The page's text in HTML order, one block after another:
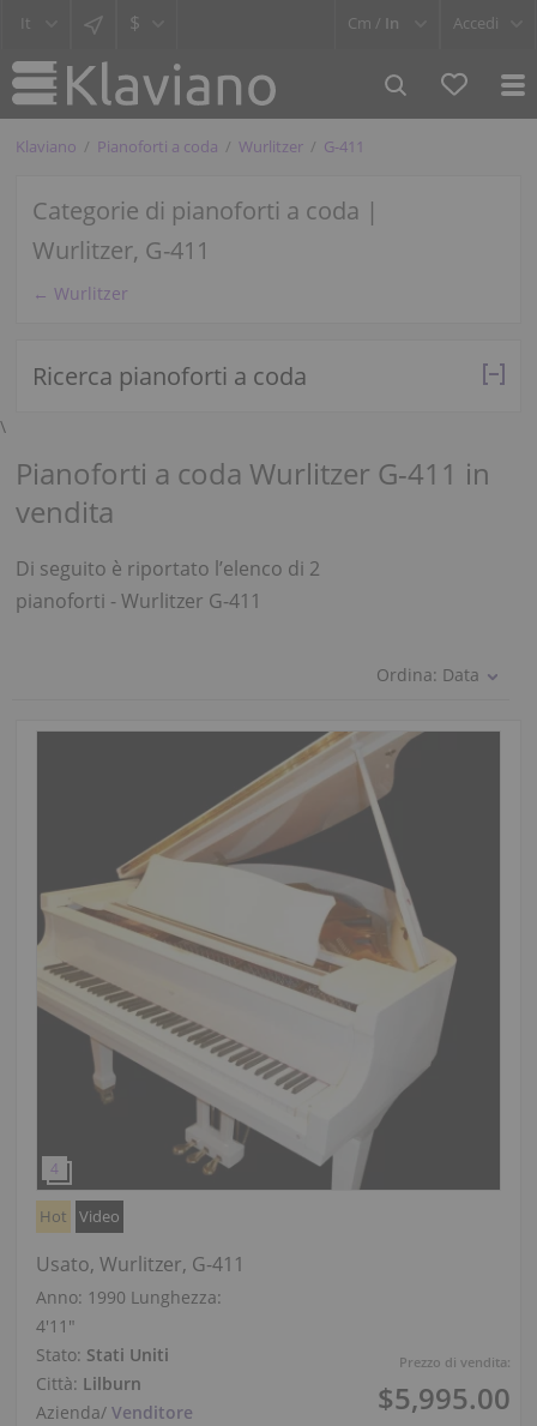
$ Cm / In Accedi
Klaviano Pianoforti a coda Wurlitzer G-411
Categorie di pianoforti a coda |
Wurlitzer, G-411
← Wurlitzer
Ricerca pianoforti a coda
\
Pianoforti a coda Wurlitzer G-411 in
vendita
Di seguito è riportato l’elenco di 2
pianoforti - Wurlitzer G-411
Ordina: Data
Prezzo di vendita:
$5,995.00
Hot Video
Usato, Wurlitzer, G-411
Anno: 1990 Lunghezza:
4′11″
Stato: Stati Uniti
Città: Lilburn
Azienda/ Venditore